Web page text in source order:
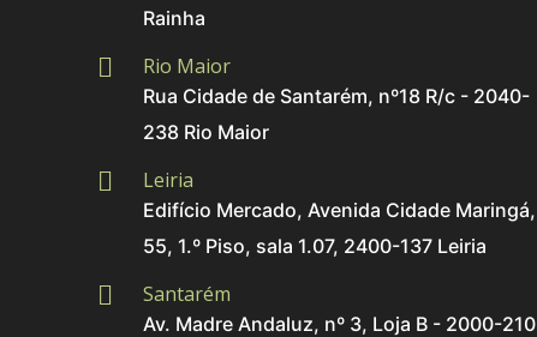
Rainha
Rio Maior
Rua Cidade de Santarém, nº18 R/c - 2040-
238 Rio Maior
Leiria
Edifício Mercado, Avenida Cidade Maringá,
55, 1.º Piso, sala 1.07, 2400-137 Leiria
Santarém
Av. Madre Andaluz, nº 3, Loja B - 2000-210